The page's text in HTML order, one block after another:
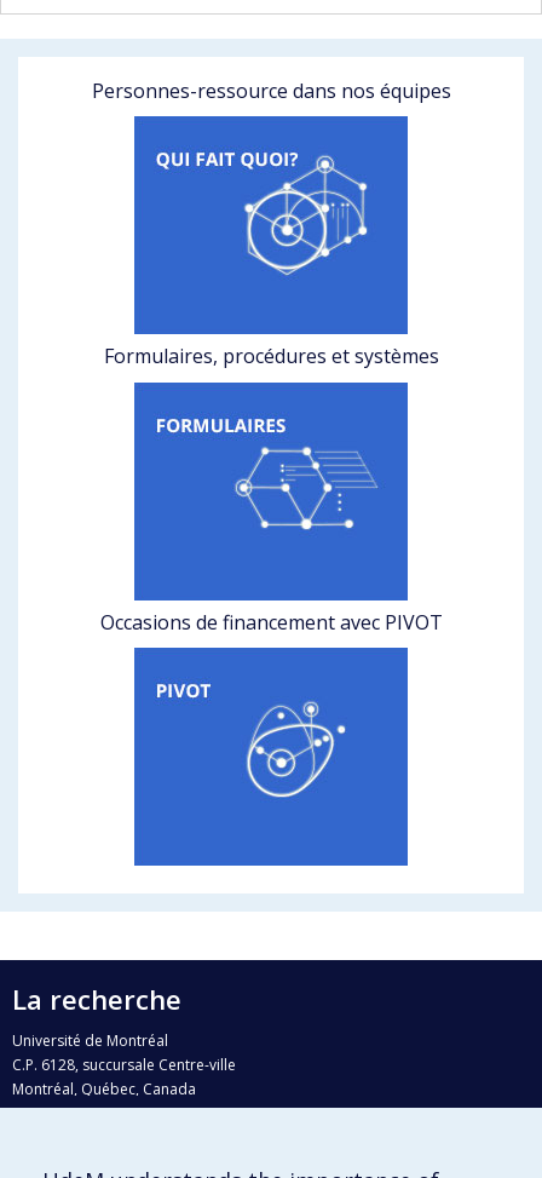
Personnes-ressource dans nos équipes
Formulaires, procédures et systèmes
Occasions de financement avec PIVOT
La recherche
Université de Montréal
C.P. 6128, succursale Centre-ville
Montréal, Québec, Canada
H3C 3J7